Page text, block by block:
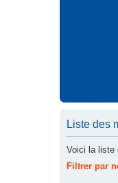
Liste des
Voici la liste
Filtrer par